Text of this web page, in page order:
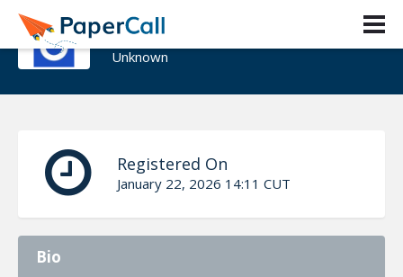
Cakhia tv
Unknown
Registered On
January 22, 2026 14:11 CUT
Bio